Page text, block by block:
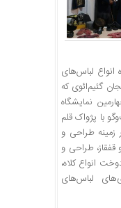
انواع لباس‌های
گئیم‌ائوی که
نمایشگاه
با پژواک قلم
که در زمینه طراحی و
طراحی و
انواع کلاه،
لباس‌های